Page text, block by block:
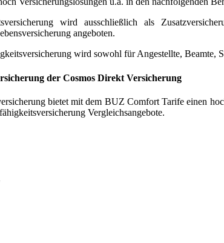
wird ausschließlich als
angeboten.
wird sowohl für Angestellte, Beamte,
der Cosmos Direkt Versicherung
bietet mit dem BUZ Comfort Tarife einen
Vergleichsangebote.